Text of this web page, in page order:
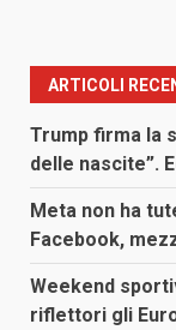
ARTICOLI
Trump firma la
delle nascite”.
Meta non ha
Facebook,
Weekend
riflettori gli